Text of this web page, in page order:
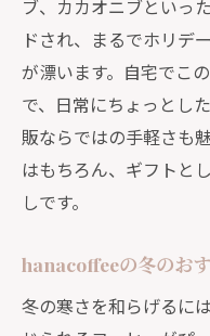
ブ、カカオニブといっ
ドされ、まるでホリデ
が漂います。自宅でこ
で、日常にちょっとし
販ならではの手軽さも
はもちろん、ギフトと
しです。
hanacoffeeの冬のお
冬の寒さを和らげるに